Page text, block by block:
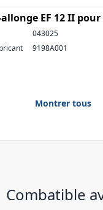
EF 12 II pour
043025
9198A001
Montrer tous
Combatible